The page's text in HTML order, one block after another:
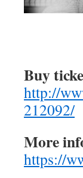
Buy
http://
212092/
More
https://